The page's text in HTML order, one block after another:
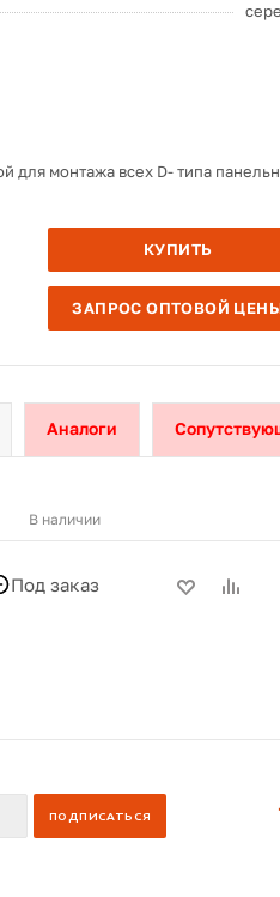
для монтажа всех D- типа
КУПИТЬ
ЗАПРОС ОПТОВОЙ
Аналоги
В наличии
Под заказ